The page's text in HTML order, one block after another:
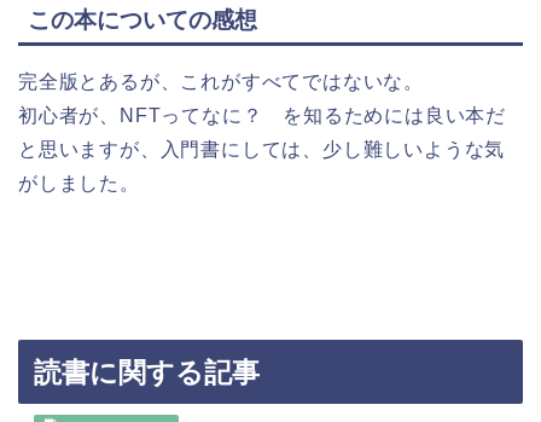
この本についての感想
完全版とあるが、これがすべてではないな。
初心者が、NFTってなに？ を知るためには良い本だ
と思いますが、入門書にしては、少し難しいような気
がしました。
読書に関する記事